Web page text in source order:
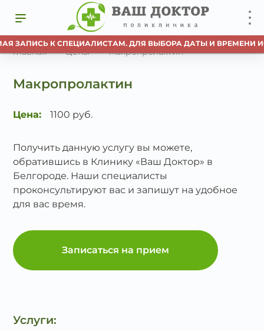
ЗАПИСЬ К СПЕЦИАЛИСТАМ. ДЛЯ ВЫБОРА ДАТЫ И ВРЕМЕНИ
Главная Цены Макропролактин
Макропролактин
Цена: 1100 руб.
Получить данную услугу вы можете,
обратившись в Клинику «Ваш Доктор» в
Белгороде. Наши специалисты
проконсультируют вас и запишут на удобное
для вас время.
Записаться на прием
Услуги: